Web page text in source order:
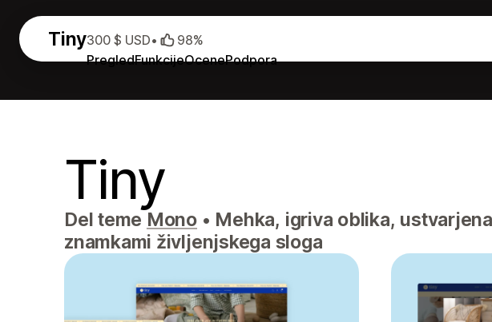
Tiny
PregledFunkcijeOcenePodpora
300 $ USD• 98%
Tiny
Del teme Mono • Mehka, igriva oblika,
znamkami življenjskega sloga